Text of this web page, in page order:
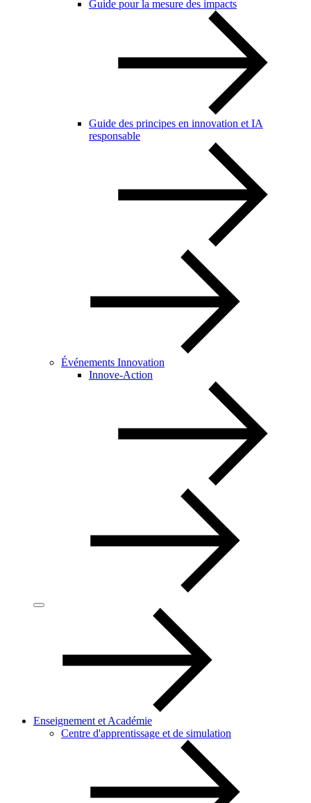
Guide pour la mesure des impacts
Guide des principes en innovation et IA
responsable
Événements Innovation
Innove-Action
Enseignement et Académie
Centre d'apprentissage et de simulation